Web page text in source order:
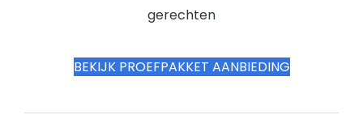
gerechten
BEKIJK PROEFPAKKET AANBIEDING